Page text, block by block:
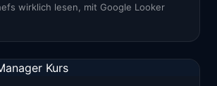
wirklich lesen, mit Google Looker